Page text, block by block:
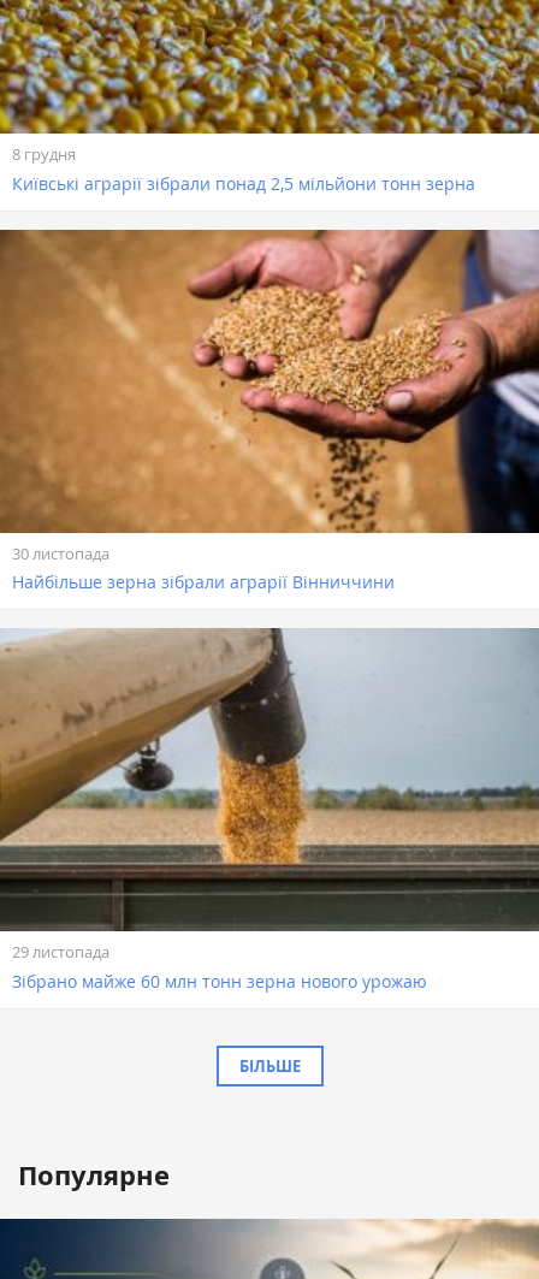
8 грудня
Київські аграрії зібрали понад 2,5 мільйони тонн зерна
30 листопада
Найбільше зерна зібрали аграрії Вінниччини
29 листопада
Зібрано майже 60 млн тонн зерна нового урожаю
БІЛЬШЕ
Популярне